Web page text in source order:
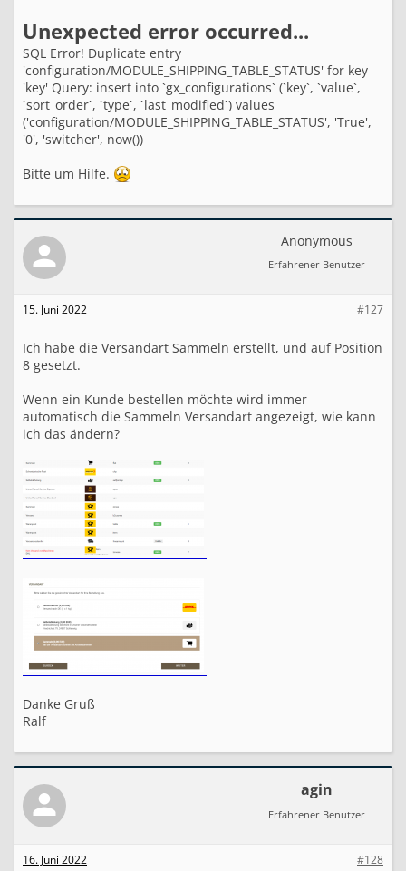
Unexpected error occurred...
SQL Error! Duplicate entry
'configuration/MODULE_SHIPPING_TABLE_STATUS' for key
'key' Query: insert into `gx_configurations` (`key`, `value`,
`sort_order`, `type`, `last_modified`) values
('configuration/MODULE_SHIPPING_TABLE_STATUS', 'True',
'0', 'switcher', now())
Bitte um Hilfe.
Anonymous
Erfahrener Benutzer
#127
15. Juni 2022
Ich habe die Versandart Sammeln erstellt, und auf Position
8 gesetzt.
Wenn ein Kunde bestellen möchte wird immer
automatisch die Sammeln Versandart angezeigt, wie kann
ich das ändern?
Danke Gruß
Ralf
agin
Erfahrener Benutzer
#128
16. Juni 2022